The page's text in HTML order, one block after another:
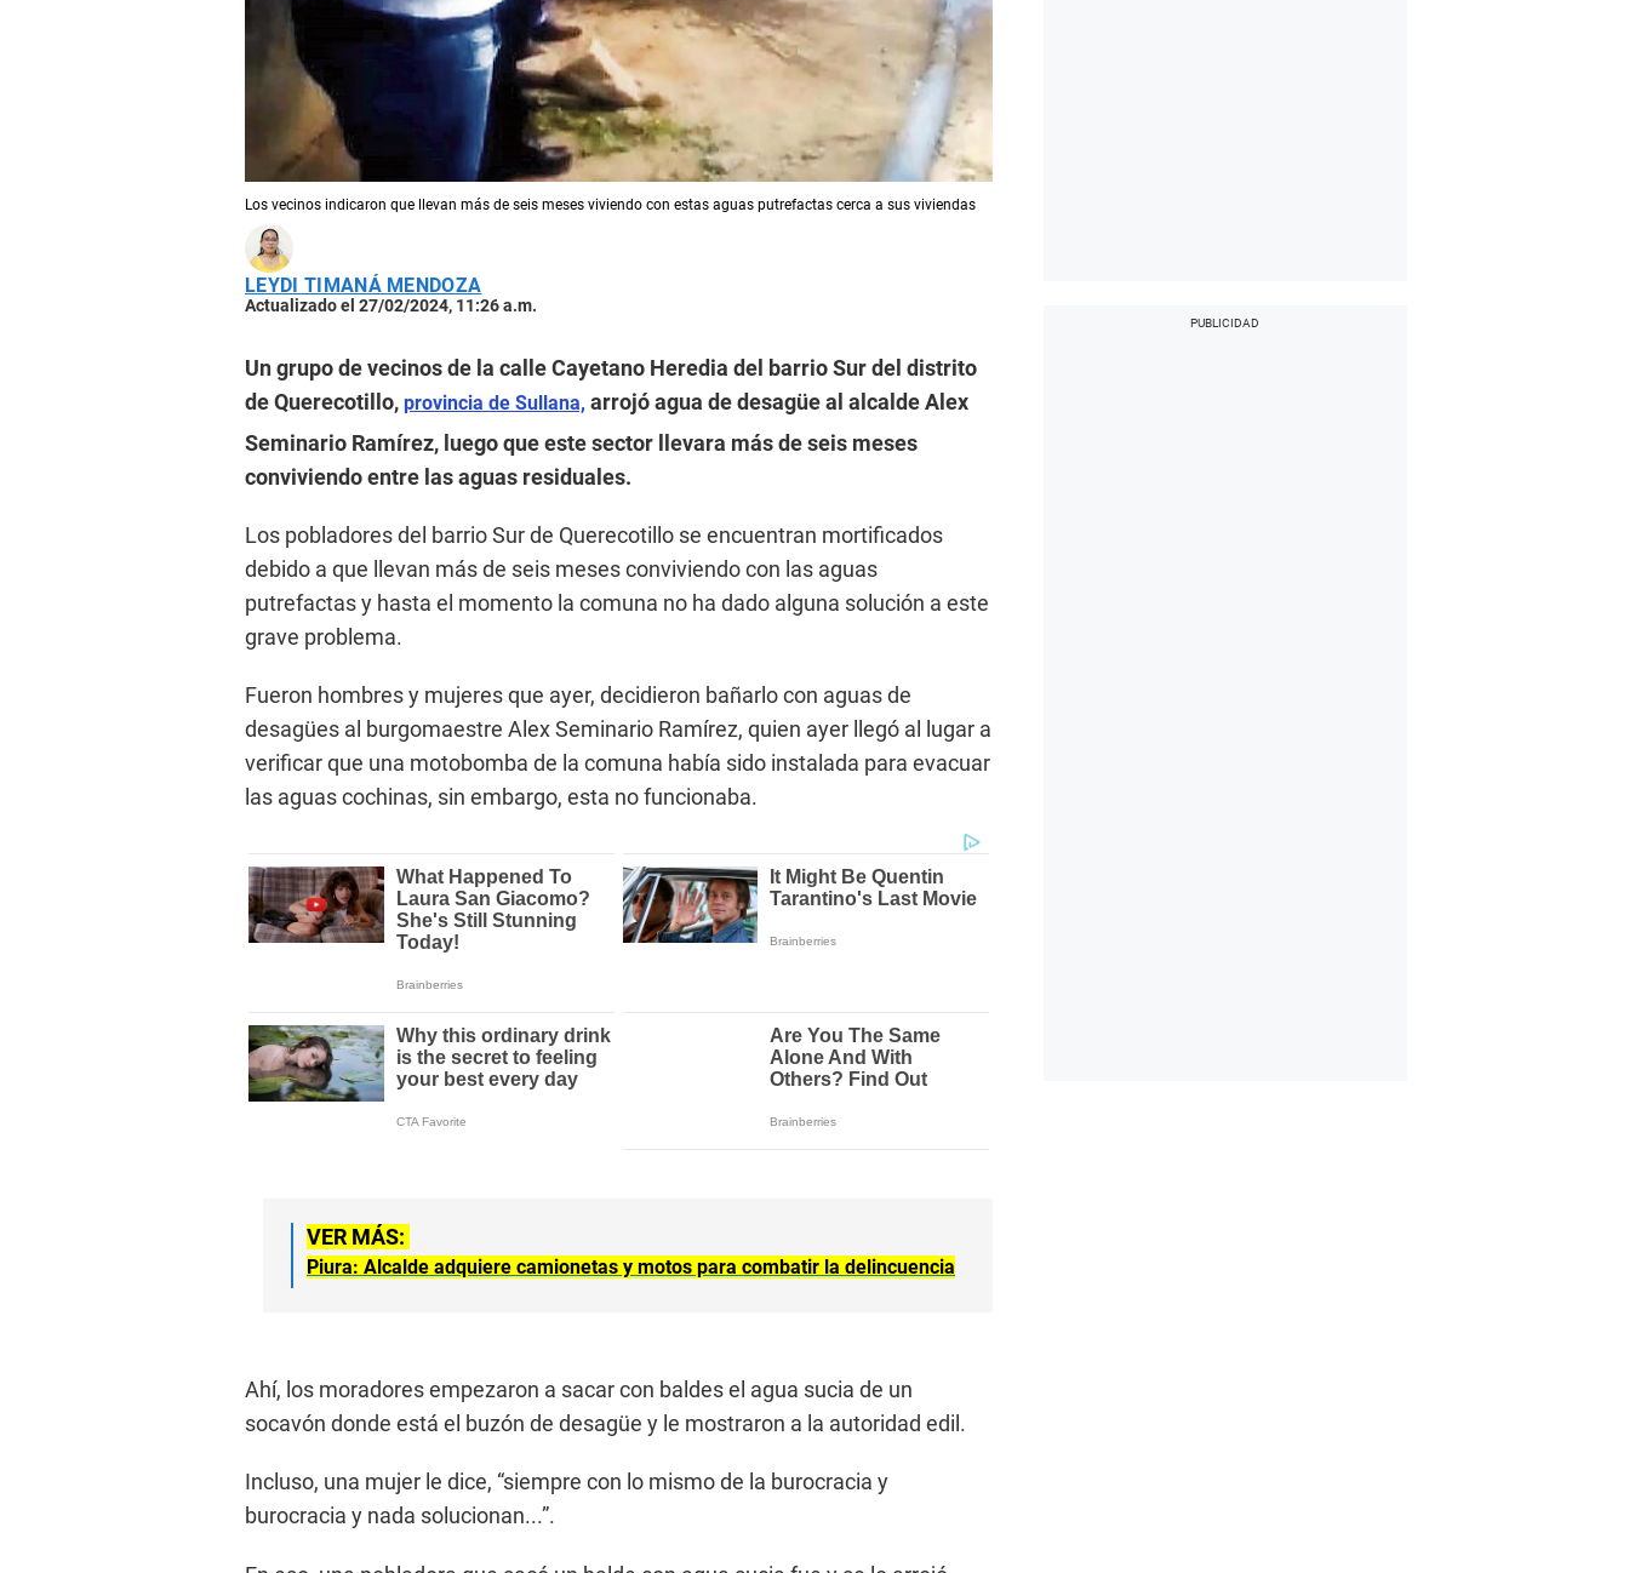
Los vecinos indicaron que llevan más de seis meses viviendo con estas aguas putrefactas cerca a sus viviendas
LEYDI TIMANÁ MENDOZA
Actualizado el 27/02/2024, 11:26 a.m.
Un grupo de vecinos de la calle Cayetano Heredia del barrio Sur del distrito
de Querecotillo, provincia de Sullana, arrojó agua de desagüe al alcalde Alex
Seminario Ramírez, luego que este sector llevara más de seis meses
conviviendo entre las aguas residuales.
Los pobladores del barrio Sur de Querecotillo se encuentran mortificados
debido a que llevan más de seis meses conviviendo con las aguas
putrefactas y hasta el momento la comuna no ha dado alguna solución a este
grave problema.
Fueron hombres y mujeres que ayer, decidieron bañarlo con aguas de
desagües al burgomaestre Alex Seminario Ramírez, quien ayer llegó al lugar a
verificar que una motobomba de la comuna había sido instalada para evacuar
las aguas cochinas, sin embargo, esta no funcionaba.
VER MÁS:
Piura: Alcalde adquiere camionetas y motos para combatir la delincuencia
Ahí, los moradores empezaron a sacar con baldes el agua sucia de un
socavón donde está el buzón de desagüe y le mostraron a la autoridad edil.
Incluso, una mujer le dice, “siempre con lo mismo de la burocracia y
burocracia y nada solucionan...”.